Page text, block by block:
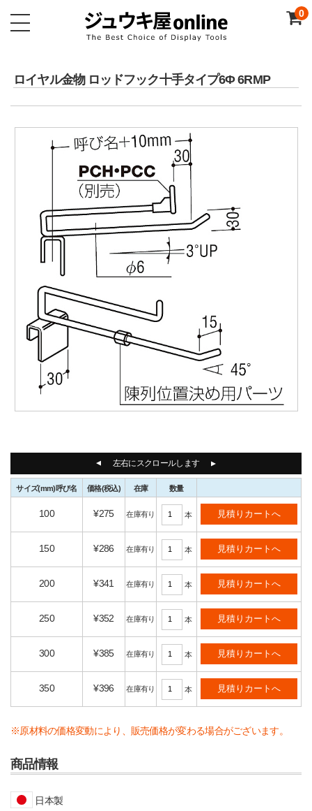
0
ロイヤル金物 ロッドフック十手タイプ6Φ 6RMP
左右にスクロールします
サイズ(mm)呼び名 価格(税込) 在庫 数量
100 ¥275 在庫有り 本
150 ¥286 在庫有り 本
200 ¥341 在庫有り 本
250 ¥352 在庫有り 本
300 ¥385 在庫有り 本
350 ¥396 在庫有り 本
※原材料の価格変動により、販売価格が変わる場合がございます。
商品情報
日本製